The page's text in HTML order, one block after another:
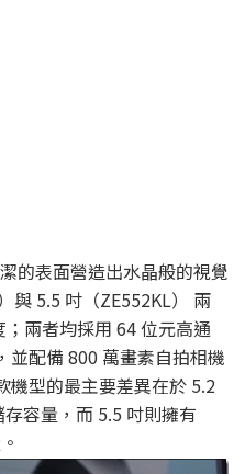
的表面營造出水晶般的視覺
與 5.5 吋（ZE552KL） 兩
兩者均採用 64 位元高通
並配備 800 萬畫素自拍相機
機型的最主要差異在於 5.2
容量，而 5.5 吋則擁有